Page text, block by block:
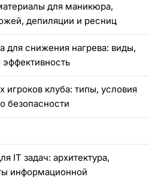
для маникюра,
депиляции и ресниц
для снижения нагрева: виды,
клуба: типы, условия
безопасности
IT задач: архитектура,
информационной